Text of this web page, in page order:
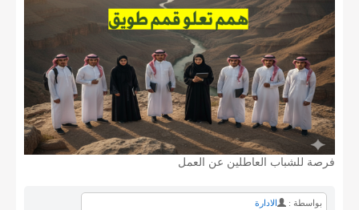
فرصة للشباب العاطلين عن العمل
بواسطة : الادارة